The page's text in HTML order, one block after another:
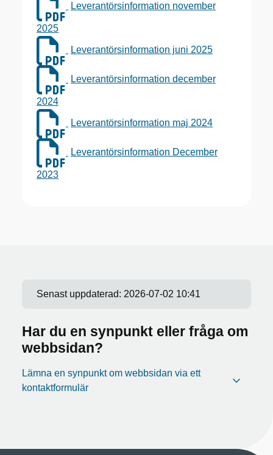
Leverantörsinformation november
2025
Leverantörsinformation juni 2025
Leverantörsinformation december
2024
Leverantörsinformation maj 2024
Leverantörsinformation December
2023
Senast uppdaterad: 2026-07-02 10:41
Har du en synpunkt eller fråga om
webbsidan?
Lämna en synpunkt om webbsidan via ett
kontaktformulär